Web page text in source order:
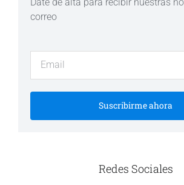
correo
Suscribirme ahora
Redes Sociales